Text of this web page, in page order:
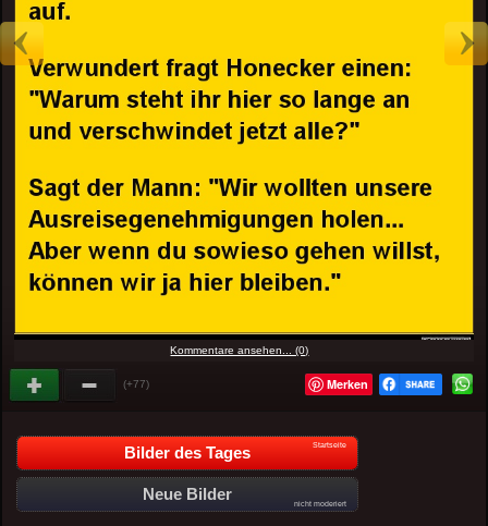
Kommentare ansehen... (0)
(+77) Merken
Bilder des Tages Startseite
Neue Bilder
nicht moderiert